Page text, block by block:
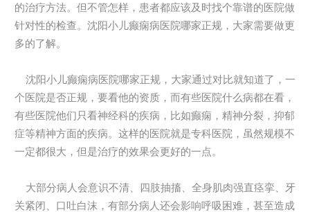
的治疗方法。但不管怎样，患者都应该及时找个靠谱的医院做
针对性的检查。沈阳小儿癫痫病医院哪家正规，大家需要做更
多的了解。
沈阳小儿癫痫病医院哪家正规，大家通过对比就知道了，一
个医院是否正规，要看他的资质，而有些医院什么病都在看，
有些医院他们只看神经科的疾病，比如癫痫，精神分裂，抑郁
症等精神方面的疾病。这样的医院就是专科医院，虽然规模不
一定都很大，但是治疗的效果会更好的一点。
大部分病人会意识不清、四肢抽搐、全身肌肉强直痉挛、牙
关紧闭、口吐白沫，有部分病人还会影响呼吸困难，甚至造成